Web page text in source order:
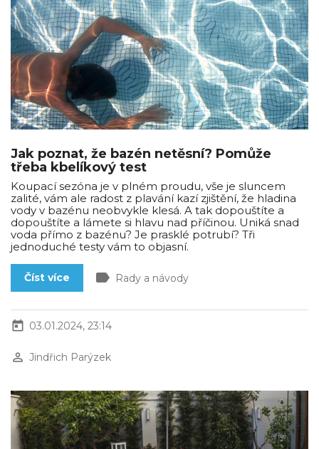
Jak poznat, že bazén netěsní? Pomůže
třeba kbelíkový test
Koupací sezóna je v plném proudu, vše je sluncem
zalité, vám ale radost z plavání kazí zjištění, že hladina
vody v bazénu neobvykle klesá. A tak dopouštíte a
dopouštíte a lámete si hlavu nad příčinou. Uniká snad
voda přímo z bazénu? Je prasklé potrubí? Tři
jednoduché testy vám to objasní.
Číst více label Rady a návody
today 03.01.2024, 23:14
perm_identity Jindřich Parýzek